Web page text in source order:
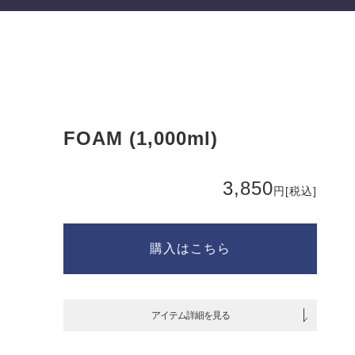
FOAM (1,000ml)
3,850円 [税込]
購入はこちら
アイテム詳細を見る